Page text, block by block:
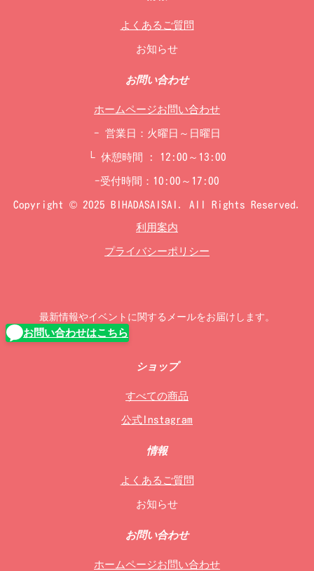
よくあるご質問
お知らせ
お問い合わせ
ホームページお問い合わせ
- 営業日：火曜日～日曜日
└ 休憩時間 : 12:00～13:00
-受付時間：10:00～17:00
Copyright © 2025 BIHADASAISAI. All Rights Reserved.
利用案内
プライバシーポリシー
最新情報やイベントに関するメールをお届けします。
お問い合わせはこちら
ショップ
すべての商品
公式Instagram
情報
よくあるご質問
お知らせ
お問い合わせ
ホームページお問い合わせ